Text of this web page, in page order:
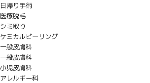
日帰り手術
医療脱毛
シミ取り
ケミカルピーリング
一般皮膚科
一般皮膚科
小児皮膚科
アレルギー科